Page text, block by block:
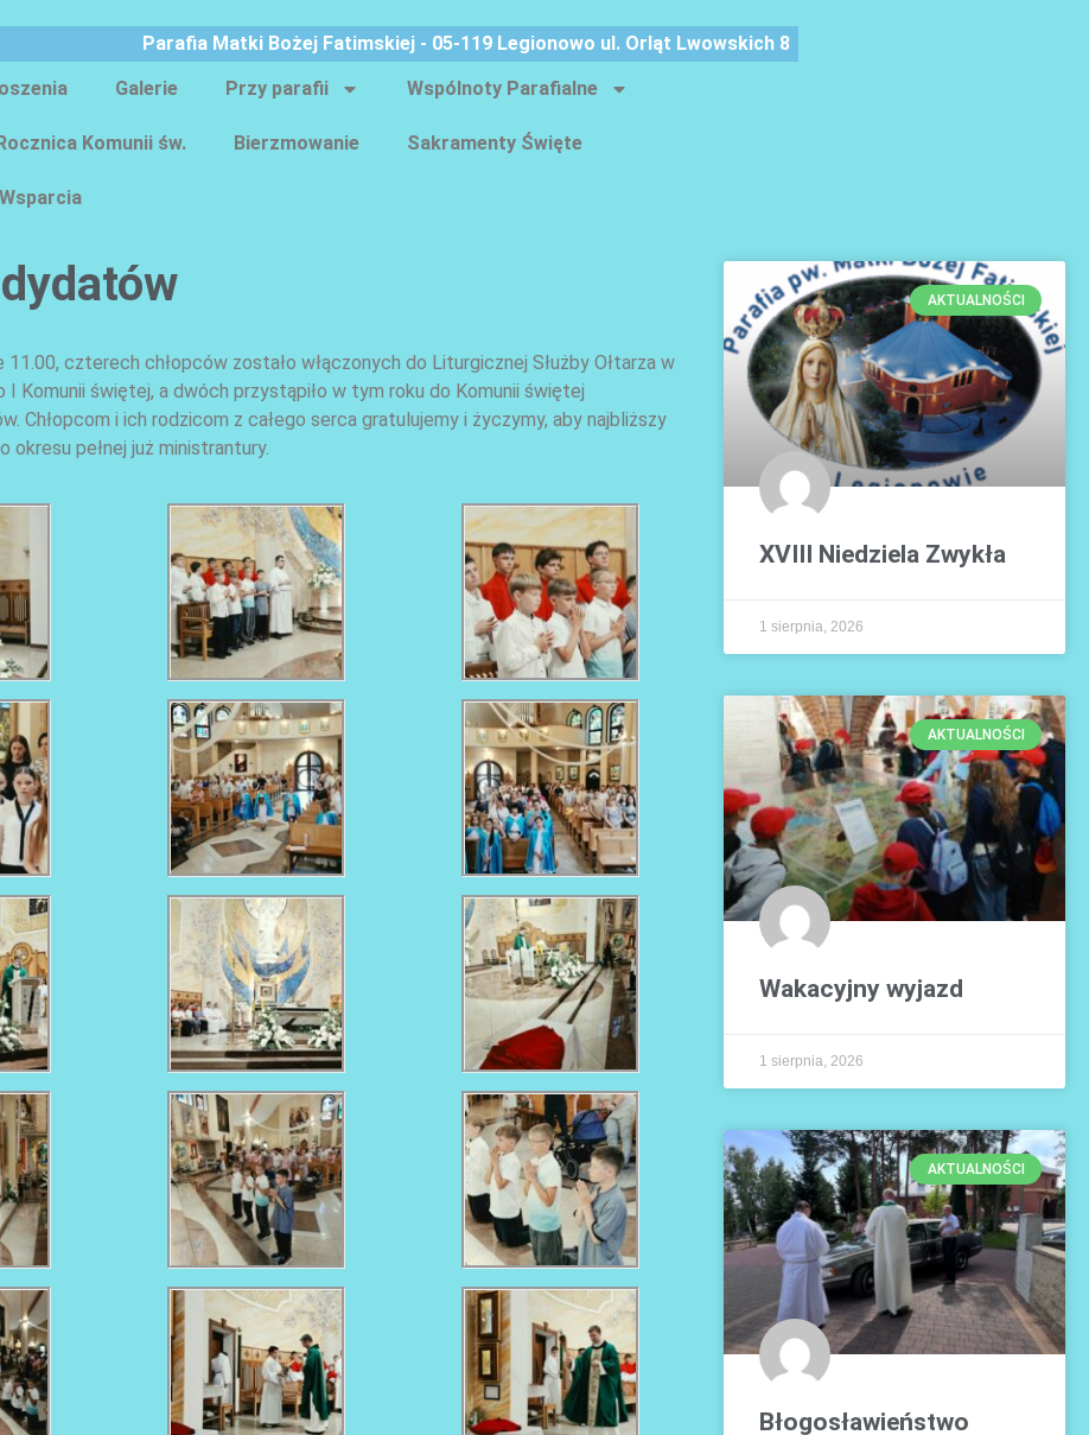
Parafia Matki Bożej Fatimskiej - 05-119 Legionowo ul. Orląt Lwowskich 8
Galerie Przy parafii Wspólnoty Parafialne
Komunii św. Bierzmowanie Sakramenty Święte
czterech chłopców zostało włączonych do Liturgicznej Służby Ołtarza w
Komunii świętej, a dwóch przystąpiło w tym roku do Komunii świętej
Chłopcom i ich rodzicom z całego serca gratulujemy i życzymy, aby najbliższy
pełnej już ministrantury.
AKTUALNOŚCI
XVIII Niedziela Zwykła
1 sierpnia, 2026
AKTUALNOŚCI
Wakacyjny wyjazd
1 sierpnia, 2026
AKTUALNOŚCI
Błogosławieństwo